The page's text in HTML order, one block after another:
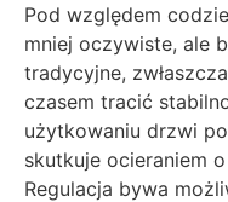
Pod względem
mniej oczywiste, ale
tradycyjne,
czasem tracić
użytkowaniu drzwi
skutkuje ocieraniem
Regulacja bywa